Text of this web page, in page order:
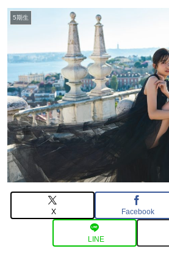
5期生
X Facebook
LINE